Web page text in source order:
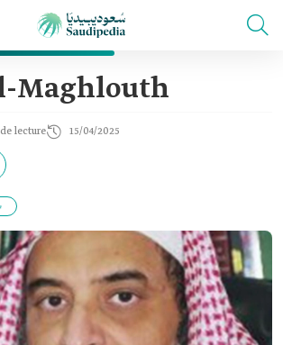
Maghlouth
lecture 15/04/2025